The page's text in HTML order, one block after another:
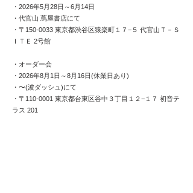
・2026年5月28日～6月14日
​・代官山 蔦屋書店にて
・〒150-0033 東京都渋谷区猿楽町１７−５ 代官山Ｔ－Ｓ
ＩＴＥ 2号館
・オーダー会
・ 2026年8月1日～8月16日(休業日あり)
​・〜(波ダッシュ)にて
・〒110-0001 東京都台東区谷中３丁目１２−１７ 初音テ
ラス 201